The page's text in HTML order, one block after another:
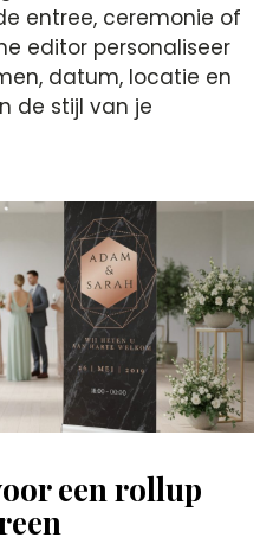
entree, ceremonie of
editor personaliseer
datum, locatie en
de stijl van je
een rollup